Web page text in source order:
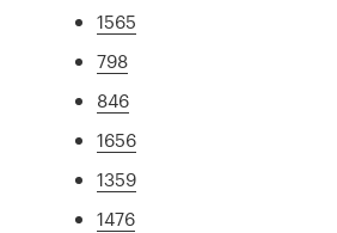
1565
798
846
1656
1359
1476